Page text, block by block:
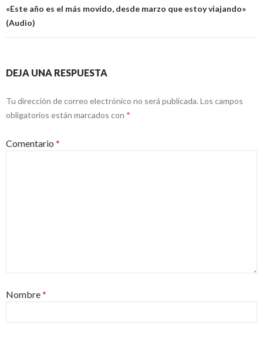
«Este año es el más movido, desde marzo que estoy viajando»
(Audio)
DEJA UNA RESPUESTA
Tu dirección de correo electrónico no será publicada.Los campos
obligatorios están marcados con *
Comentario *
Nombre*